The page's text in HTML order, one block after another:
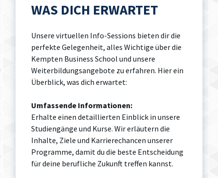
WAS DICH ERWARTET
Unsere virtuellen Info-Sessions bieten dir die
perfekte Gelegenheit, alles Wichtige über die
Kempten Business School und unsere
Weiterbildungsangebote zu erfahren. Hier ein
Überblick, was dich erwartet:
Umfassende Informationen:
Erhalte einen detaillierten Einblick in unsere
Studiengänge und Kurse. Wir erläutern die
Inhalte, Ziele und Karrierechancen unserer
Programme, damit du die beste Entscheidung
für deine berufliche Zukunft treffen kannst.